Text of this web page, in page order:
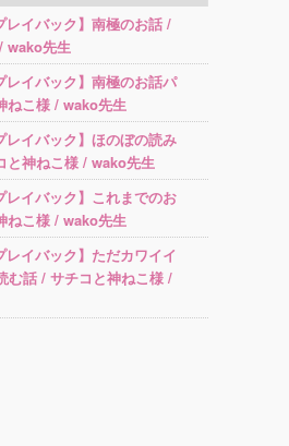
レイバック】南極のお話 /
wako先生
レイバック】南極のお話パ
こ様 / wako先生
レイバック】ほのぼの読み
と神ねこ様 / wako先生
レイバック】これまでのお
ねこ様 / wako先生
レイバック】ただカワイイ
む話 / サチコと神ねこ様 /